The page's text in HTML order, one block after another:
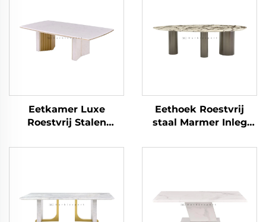
Eetkamer Luxe
Roestvrij Stalen
Eethoek Roestvrij
staal Marmer Inleg